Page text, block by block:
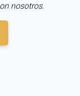
nosotros.